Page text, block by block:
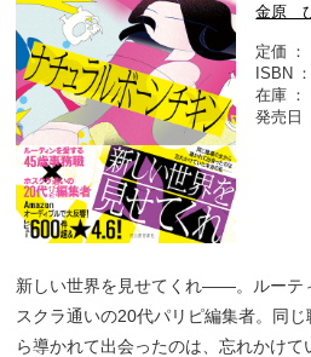
金原
定価
ISBN
在庫
発売日
新しい世界を見せてくれ――。ルーテ
スクラ通いの20代パリピ編集者。同
ら導かれて出会ったのは、忘れかけて